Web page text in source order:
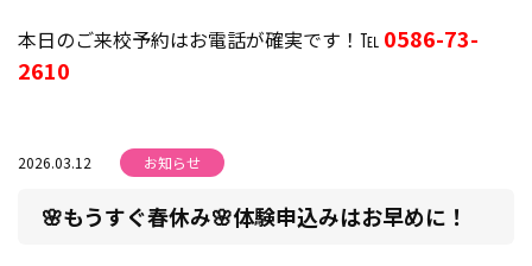
本日のご来校予約はお電話が確実です！℡ 0586-73-
2610
2026.03.12 お知らせ
🌸もうすぐ春休み🌸体験申込みはお早めに！